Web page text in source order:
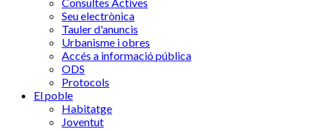
Seu electrònica
Tauler d'anuncis
Urbanisme i obres
Accés a informació pública
ODS
Protocols
El poble
Habitatge
Joventut